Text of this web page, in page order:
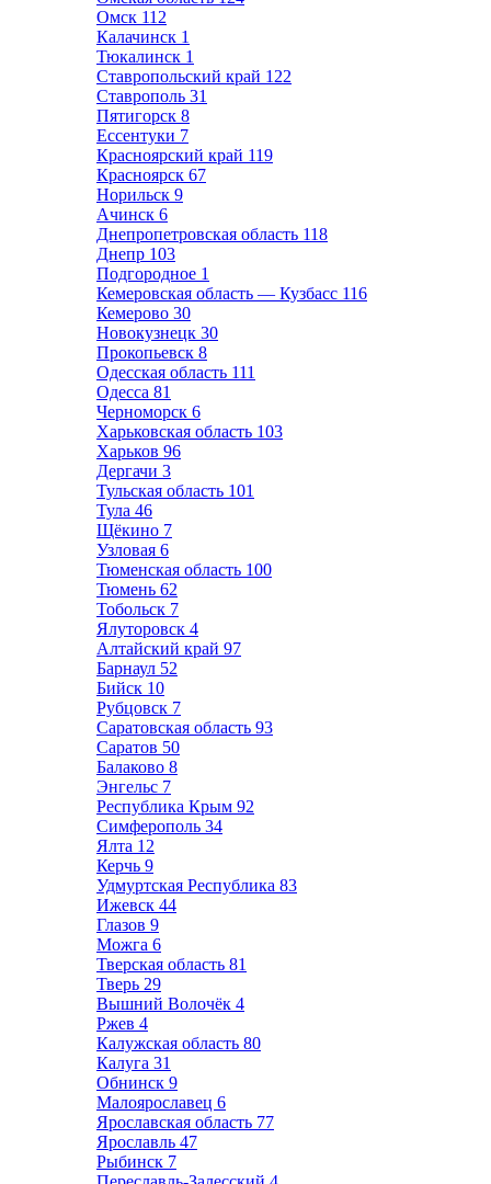
Омск 112
Калачинск 1
Тюкалинск 1
Ставропольский край 122
Ставрополь 31
Пятигорск 8
Ессентуки 7
Красноярский край 119
Красноярск 67
Норильск 9
Ачинск 6
Днепропетровская область 118
Днепр 103
Подгородное 1
Кемеровская область — Кузбасс 116
Кемерово 30
Новокузнецк 30
Прокопьевск 8
Одесская область 111
Одесса 81
Черноморск 6
Харьковская область 103
Харьков 96
Дергачи 3
Тульская область 101
Тула 46
Щёкино 7
Узловая 6
Тюменская область 100
Тюмень 62
Тобольск 7
Ялуторовск 4
Алтайский край 97
Барнаул 52
Бийск 10
Рубцовск 7
Саратовская область 93
Саратов 50
Балаково 8
Энгельс 7
Республика Крым 92
Симферополь 34
Ялта 12
Керчь 9
Удмуртская Республика 83
Ижевск 44
Глазов 9
Можга 6
Тверская область 81
Тверь 29
Вышний Волочёк 4
Ржев 4
Калужская область 80
Калуга 31
Обнинск 9
Малоярославец 6
Ярославская область 77
Ярославль 47
Рыбинск 7